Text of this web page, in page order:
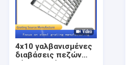
4x10 γαλβανισμένες
διαβάσεις πεζών